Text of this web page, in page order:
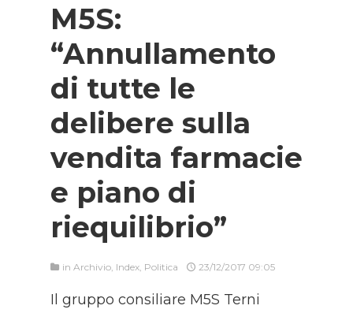
M5S:
“Annullamento
di tutte le
delibere sulla
vendita farmacie
e piano di
riequilibrio”
in Archivio Index Politica 23/12/2017 09:05
Il gruppo consiliare M5S Terni